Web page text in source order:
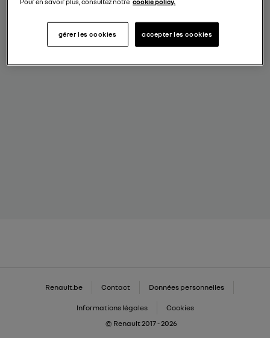
conseiller dans votre projet d’achat.
sélectionnez un distributeur
Renault.be Contact Données personnelles
Informations légales
Cookies
© Renault 2017 - 2026
Pour en savoir plus, consultez notre cookie policy.
accepter les cookies
gérer les cookies